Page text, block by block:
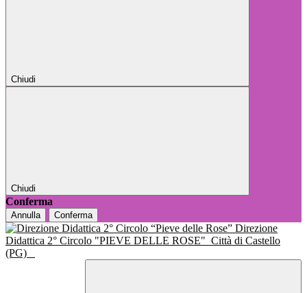
Chiudi
Chiudi
Conferma
Annulla Conferma
Direzione
Didattica 2° Circolo "PIEVE DELLE ROSE" Città di Castello
(PG)